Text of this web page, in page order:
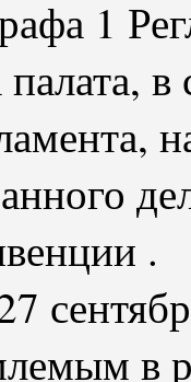
1
в
.
в